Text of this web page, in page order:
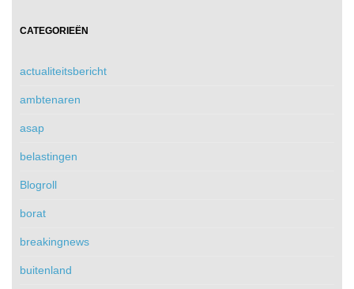
CATEGORIEËN
actualiteitsbericht
ambtenaren
asap
belastingen
Blogroll
borat
breakingnews
buitenland